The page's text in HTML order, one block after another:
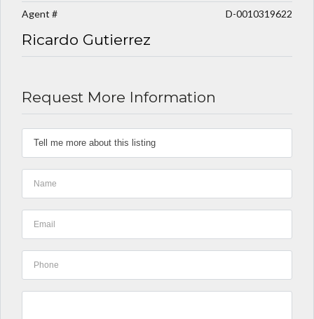
Agent #
D-0010319622
Ricardo Gutierrez
Request More Information